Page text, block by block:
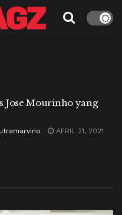
Jose Mourinho yang
APRIL 21, 2021